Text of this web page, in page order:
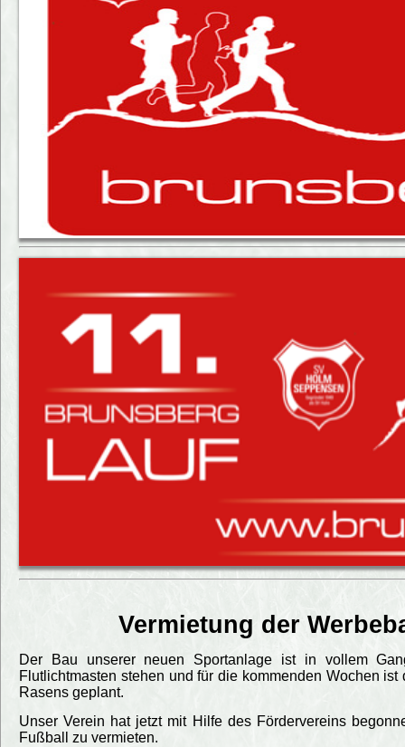
Vermietung der
Der Bau unserer neuen Sportanlage ist in vollem
Flutlichtmasten stehen und für die kommenden Wochen
Rasens geplant.
Unser Verein hat jetzt mit Hilfe des Fördervereins
Fußball zu vermieten.